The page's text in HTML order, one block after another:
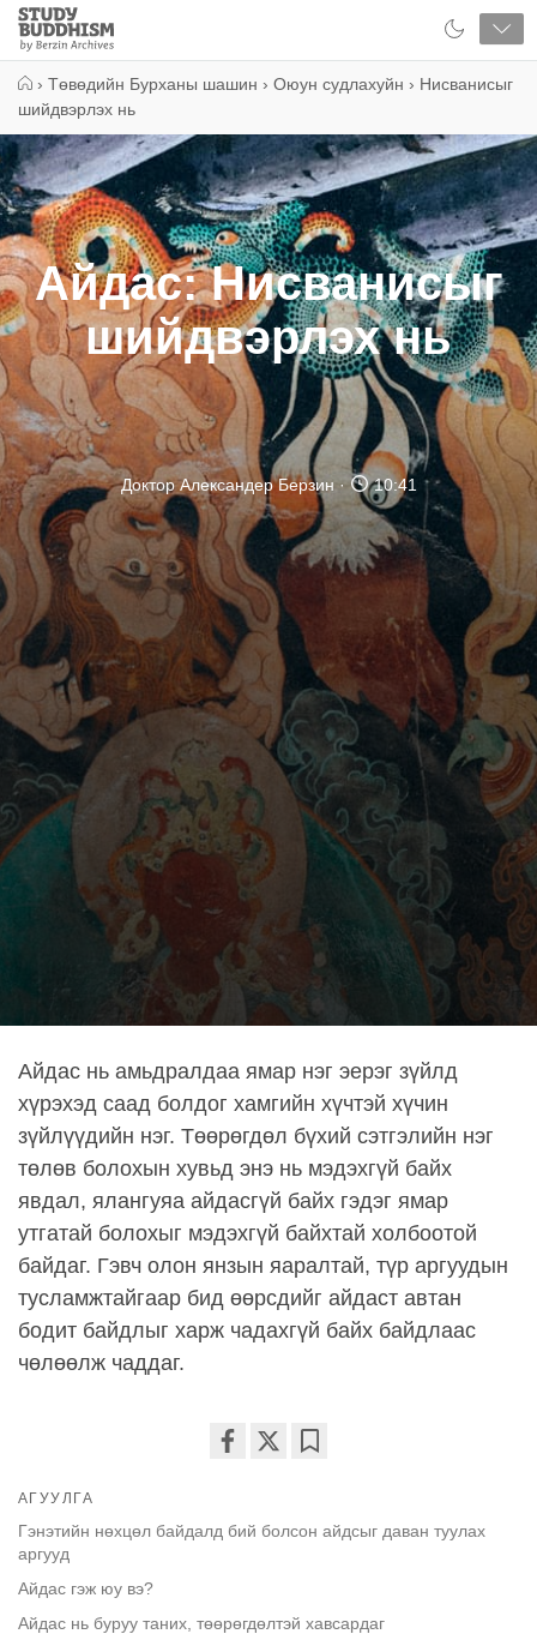
Close
Study
Buddhism
› Төвөдийн Бурханы шашин › Оюун судлахуйн › Нисванисыг
шийдвэрлэх нь
Айдас: Нисванисыг
шийдвэрлэх нь
Доктор Александер Берзин 10:41
Айдас нь амьдралдаа ямар нэг эерэг зүйлд
хүрэхэд саад болдог хамгийн хүчтэй хүчин
зүйлүүдийн нэг. Төөрөгдөл бүхий сэтгэлийн нэг
төлөв болохын хувьд энэ нь мэдэхгүй байх
явдал, ялангуяа айдасгүй байх гэдэг ямар
утгатай болохыг мэдэхгүй байхтай холбоотой
байдаг. Гэвч олон янзын яаралтай, түр аргуудын
тусламжтайгаар бид өөрсдийг айдаст автан
бодит байдлыг харж чадахгүй байх байдлаас
чөлөөлж чаддаг.
facebook
АГУУЛГА
Гэнэтийн нөхцөл байдалд бий болсон айдсыг даван туулах
аргууд
Айдас гэж юу вэ?
Айдас нь буруу таних, төөрөгдөлтэй хавсардаг